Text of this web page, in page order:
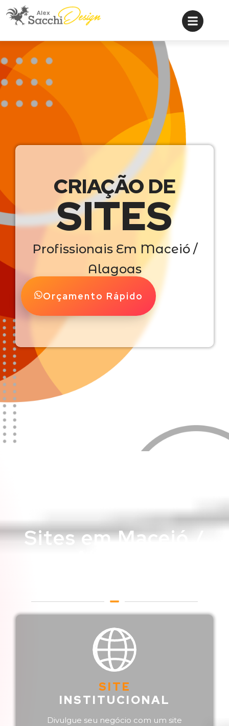
CRIAÇÃO DE
SITES
Profissionais Em Maceió /
Alagoas
Orçamento Rápido
Sites em Maceió /
SITE
INSTITUCIONAL
Divulgue seu negócio com um site